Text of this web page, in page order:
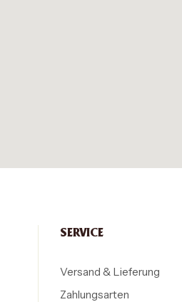
SERVICE
Versand & Lieferung
Zahlungsarten